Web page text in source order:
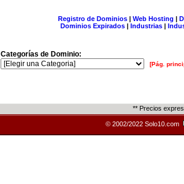
Registro de Dominios| Web Hosting |
Dominios Expirados | Industrias |
Categorías de Dominio:
[Pág.
** Precios
© 2002/2022 Solo10.com